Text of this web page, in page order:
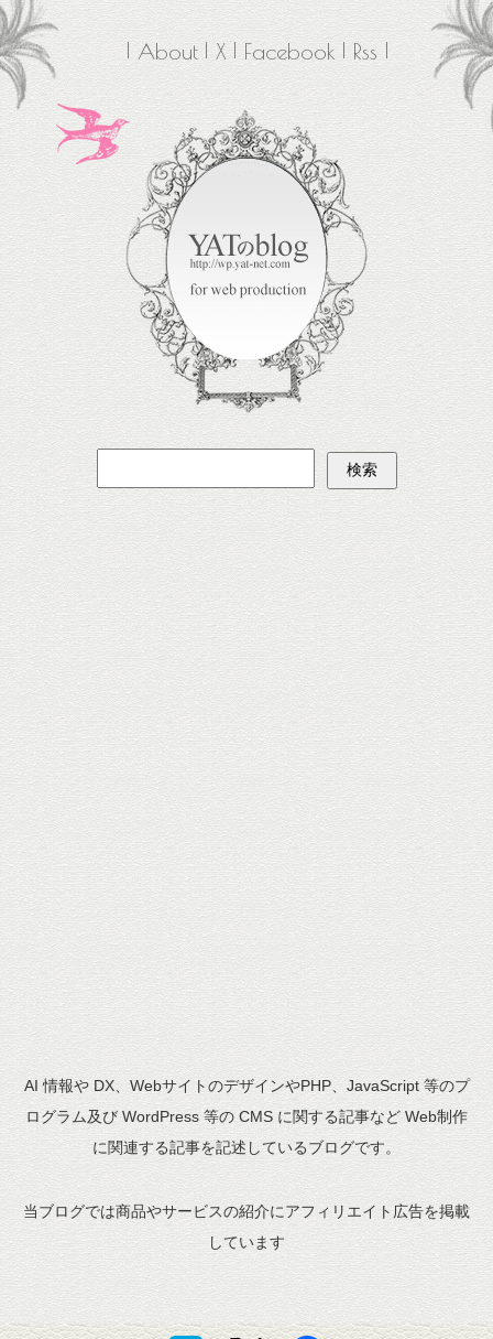
About X Facebook Rss
AI 情報や DX、WebサイトのデザインやPHP、JavaScript 等のプ
ログラム及び WordPress 等の CMS に関する記事など Web制作
に関連する記事を記述しているブログです。
当ブログでは商品やサービスの紹介にアフィリエイト広告を掲載
しています